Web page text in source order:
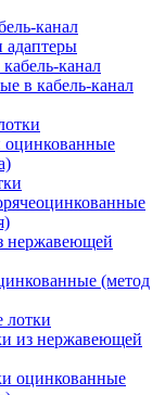
канал
адаптеры
канал
в кабель-канал
оцинкованные
нержавеющей
(метод
лотки
из нержавеющей
оцинкованные